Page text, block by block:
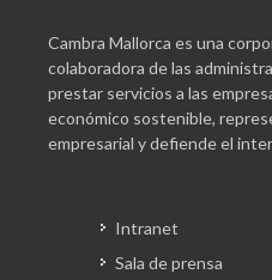
Cambra Mallorca es una
colaboradora de las
prestar servicios a las
económico sostenible,
empresarial y defiende el
Intranet
Sala de prensa